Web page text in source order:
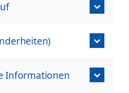
Informationen